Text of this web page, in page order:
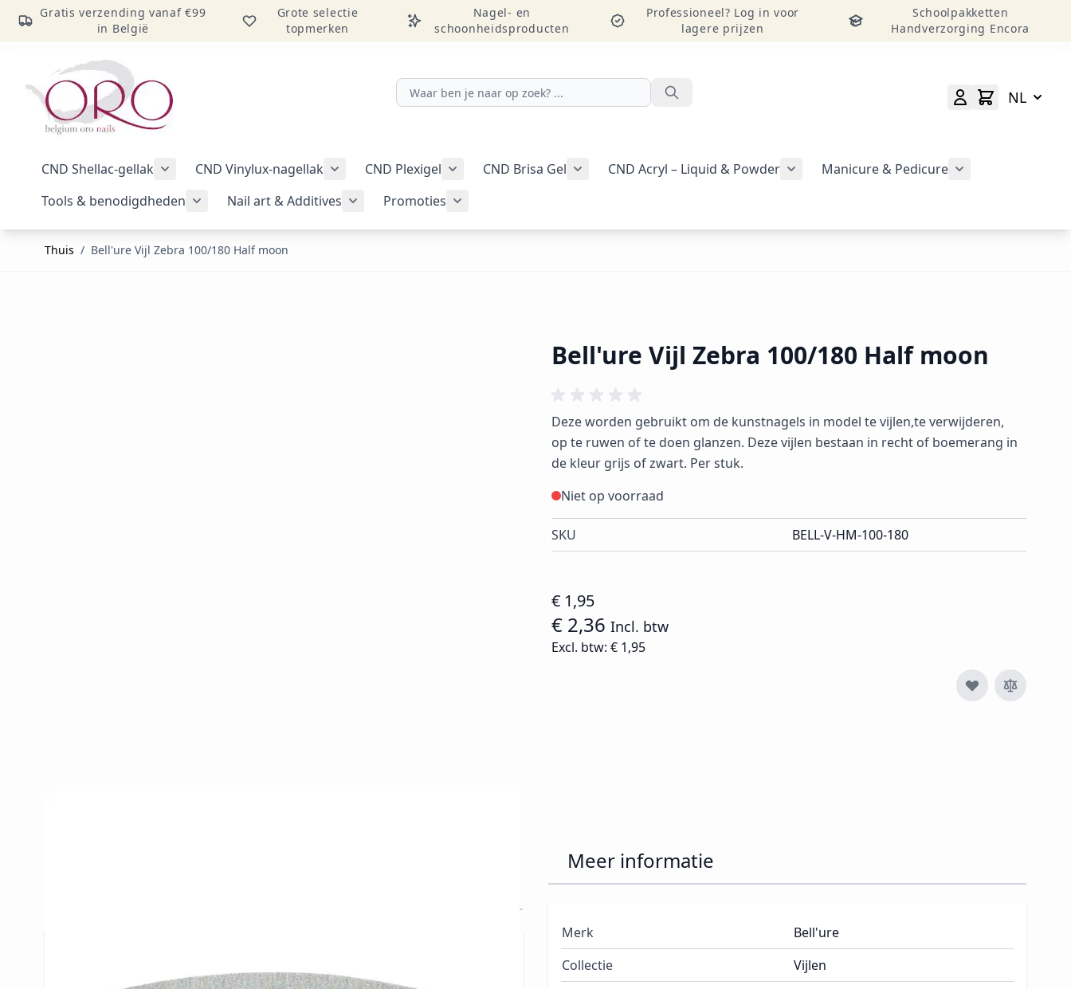
Gratis verzending vanaf €99
in België
Grote selectie
topmerken
Nagel- en
schoonheidsproducten
Professioneel? Log in voor
lagere prijzen
Schoolpakketten
Handverzorging Encora
Ga naar inhoud
Zoeken
NL
CND Shellac-gellak
CND Vinylux-nagellak
CND Plexigel
CND Brisa Gel
CND Acryl – Liquid & Powder
Manicure & Pedicure
Tools & benodigdheden
Nail art & Additives
Promoties
Thuis / Bell'ure Vijl Zebra 100/180 Half moon
Bell'ure Vijl Zebra 100/180 Half moon
Deze worden gebruikt om de kunstnagels in model te vijlen,te verwijderen,
op te ruwen of te doen glanzen. Deze vijlen bestaan in recht of boemerang in
de kleur grijs of zwart. Per stuk.
Niet op voorraad
SKU BELL-V-HM-100-180
€ 1,95
€ 2,36 Incl. btw
Excl. btw: € 1,95
op te ruwen of te doen glanzen. Deze vijlen bestaan in recht of boemerang
Meer informatie
Merk
Bell'ure
Collectie
Vijlen